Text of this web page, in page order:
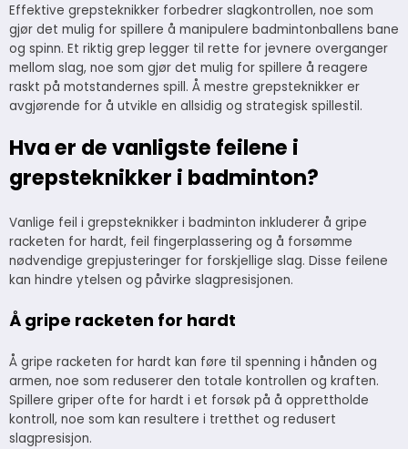
Effektive grepsteknikker forbedrer slagkontrollen, noe som
gjør det mulig for spillere å manipulere badmintonballens bane
og spinn. Et riktig grep legger til rette for jevnere overganger
mellom slag, noe som gjør det mulig for spillere å reagere
raskt på motstandernes spill. Å mestre grepsteknikker er
avgjørende for å utvikle en allsidig og strategisk spillestil.
Hva er de vanligste feilene i
grepsteknikker i badminton?
Vanlige feil i grepsteknikker i badminton inkluderer å gripe
racketen for hardt, feil fingerplassering og å forsømme
nødvendige grepjusteringer for forskjellige slag. Disse feilene
kan hindre ytelsen og påvirke slagpresisjonen.
Å gripe racketen for hardt
Å gripe racketen for hardt kan føre til spenning i hånden og
armen, noe som reduserer den totale kontrollen og kraften.
Spillere griper ofte for hardt i et forsøk på å opprettholde
kontroll, noe som kan resultere i tretthet og redusert
slagpresisjon.